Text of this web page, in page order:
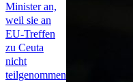
Minister an,
weil sie an
EU-Treffen
zu Ceuta
nicht
teilgenommen